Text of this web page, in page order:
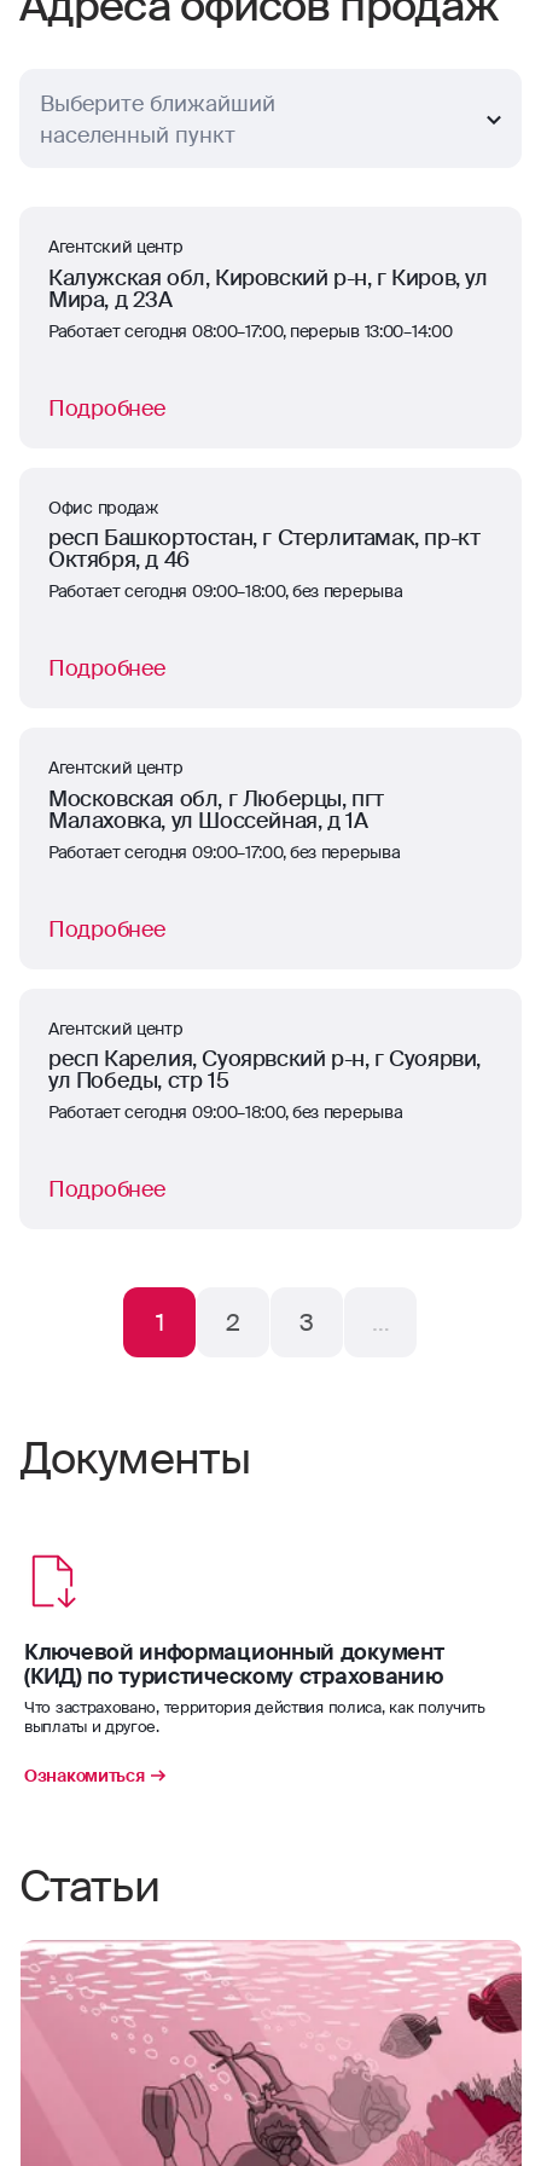
Выберите ближайший
населенный пункт
Агентский центр
Калужская обл, Кировский р-н, г Киров, ул
Мира, д 23А
Работает сегодня 08:00–17:00, перерыв 13:00–14:00
Подробнее
Офис продаж
респ Башкортостан, г Стерлитамак, пр-кт
Октября, д 46
Работает сегодня 09:00–18:00, без перерыва
Подробнее
Агентский центр
Московская обл, г Люберцы, пгт
Малаховка, ул Шоссейная, д 1А
Работает сегодня 09:00–17:00, без перерыва
Подробнее
Агентский центр
респ Карелия, Суоярвский р-н, г Суоярви,
ул Победы, стр 15
Работает сегодня 09:00–18:00, без перерыва
Подробнее
1 2 3 …
Документы
Ключевой информационный документ
(КИД) по туристическому страхованию
Что застраховано, территория действия полиса, как получить
выплаты и другое.
Ознакомиться
Статьи